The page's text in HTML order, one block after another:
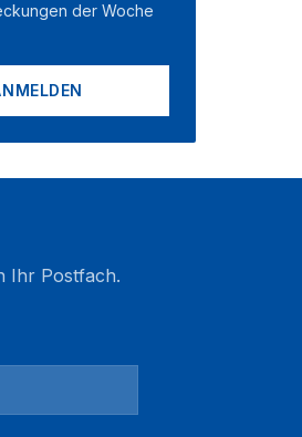
der Woche
Ihr Postfach.